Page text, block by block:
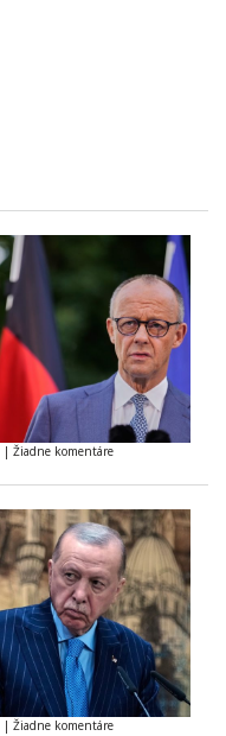
| Žiadne komentáre
| Žiadne komentáre